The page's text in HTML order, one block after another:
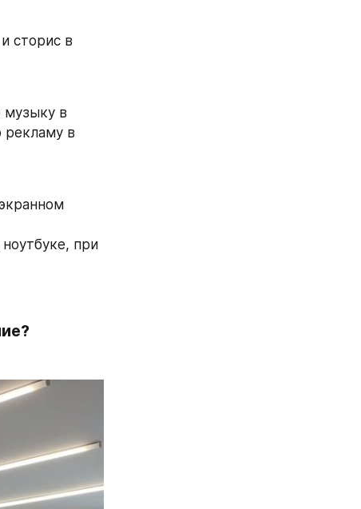
сторис в
музыку в
рекламу в
при